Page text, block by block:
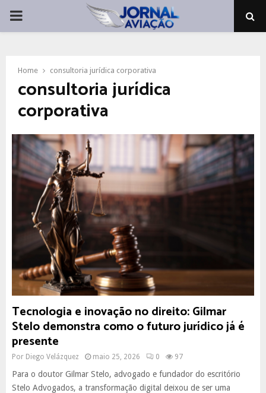
PRIMARY
Home consultoria jurídica corporativa
consultoria jurídica
corporativa
Tecnologia e inovação no direito: Gilmar
Stelo demonstra como o futuro jurídico já é
presente
Por Diego Velázquez maio 25, 2026 0 97
Para o doutor Gilmar Stelo, advogado e fundador do escritório
Stelo Advogados, a transformação digital deixou de ser uma